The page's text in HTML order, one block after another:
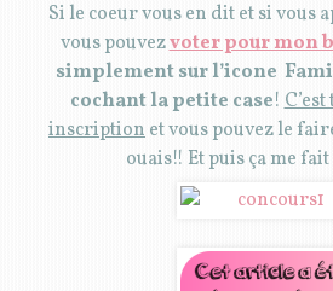
Si le coeur vous en dit et si vous
vous pouvezvoter pour mon
simplement sur l’icone
cochant la petite case!
inscriptionet vous pouvez le
ouais!! Et puis ça me